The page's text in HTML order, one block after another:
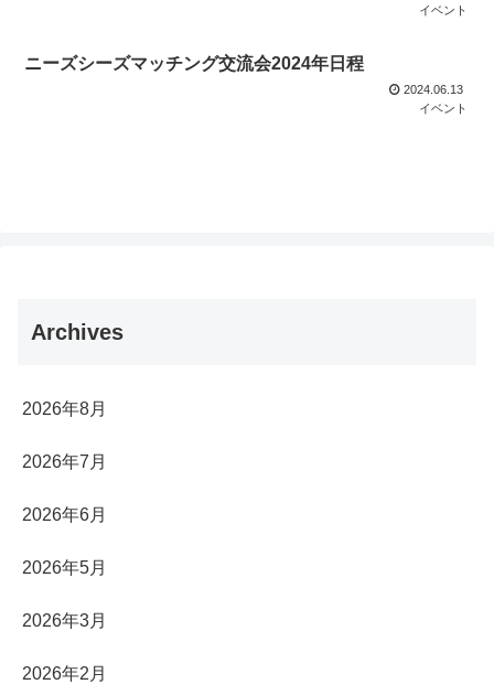
イベント
ニーズシーズマッチング交流会2024年日程
2024.06.13
イベント
Archives
2026年8月
2026年7月
2026年6月
2026年5月
2026年3月
2026年2月